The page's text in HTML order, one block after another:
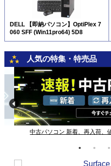
DELL 【即納パソコン】OptiPlex 7
060 SFF (Win11pro64) 5D8
人気の特集・特売品
中古パソコン 新着、再入荷、